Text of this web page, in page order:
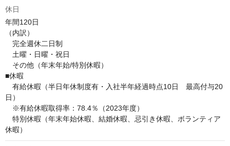
休日
年間120日
（内訳）
完全週休二日制
土曜・日曜・祝日
その他（年末年始/特別休暇）
■休暇
有給休暇（半日年休制度有・入社半年経過時点10日　最高付与20
日）
※有給休暇取得率：78.4％（2023年度）
特別休暇（年末年始休暇、結婚休暇、忌引き休暇、ボランティア
休暇）